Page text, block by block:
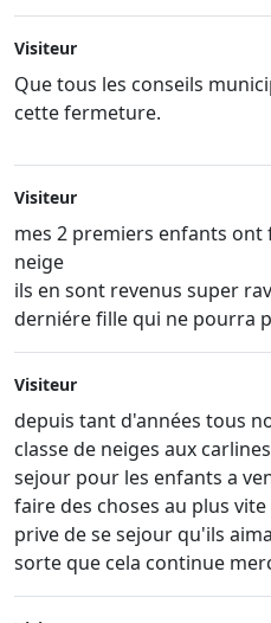
Visiteur
Que tous les conseils
cette fermeture.
Visiteur
mes 2 premiers enfants ont
neige
ils en sont revenus super
derniére fille qui ne pourra
Visiteur
depuis tant d'années tous
classe de neiges aux
sejour pour les enfants a
faire des choses au plus
prive de se sejour qu'ils
sorte que cela continue